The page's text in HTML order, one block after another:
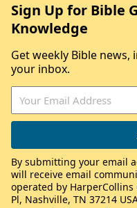
Sign Up for Bible
Knowledge
Get weekly Bible
your inbox.
By submitting your email
will receive email
operated by
Pl, Nashville, TN 37214